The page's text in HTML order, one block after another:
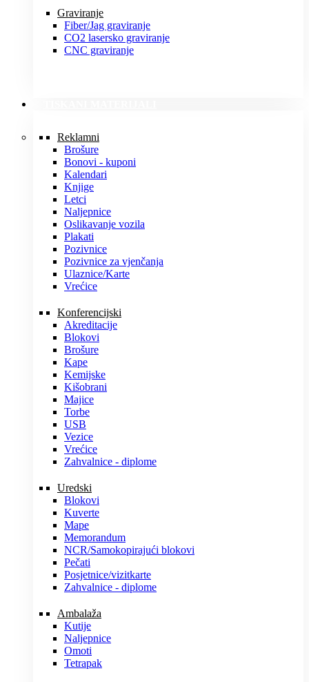
Graviranje
Fiber/Jag graviranje
CO2 lasersko graviranje
CNC graviranje
Reklamni
Brošure
Bonovi - kuponi
Kalendari
Knjige
Letci
Naljepnice
Oslikavanje vozila
Plakati
Pozivnice
Pozivnice za vjenčanja
Ulaznice/Karte
Vrećice
Konferencijski
Akreditacije
Blokovi
Brošure
Kape
Kemijske
Kišobrani
Majice
Torbe
USB
Vezice
Vrećice
Zahvalnice - diplome
Uredski
Blokovi
Kuverte
Mape
Memorandum
NCR/Samokopirajući blokovi
Pečati
Posjetnice/vizitkarte
Zahvalnice - diplome
Ambalaža
Kutije
Naljepnice
Omoti
Tetrapak